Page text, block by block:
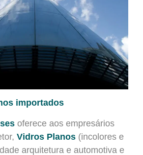
importados
oferece aos empresários
Vidros Planos (incolores e
arquitetura e automotiva e